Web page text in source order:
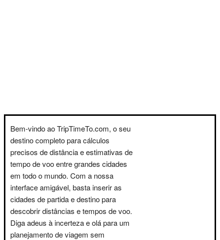
Bem-vindo ao TripTimeTo.com, o seu
destino completo para cálculos
precisos de distância e estimativas de
tempo de voo entre grandes cidades
em todo o mundo. Com a nossa
interface amigável, basta inserir as
cidades de partida e destino para
descobrir distâncias e tempos de voo.
Diga adeus à incerteza e olá para um
planejamento de viagem sem